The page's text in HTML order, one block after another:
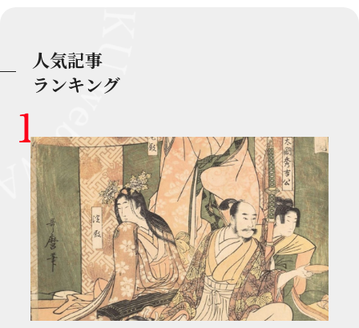
人気記事
ランキング